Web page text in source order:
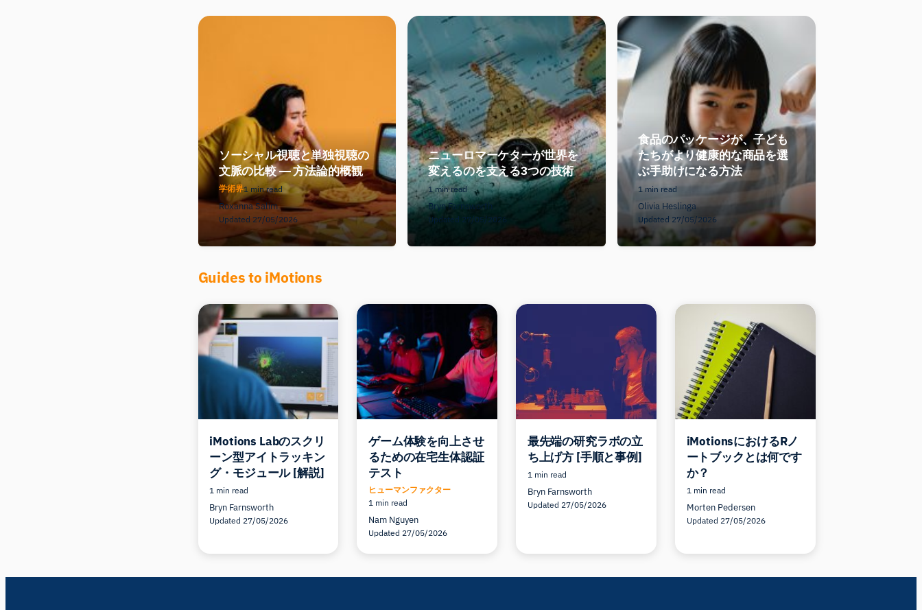
ソーシャル視聴と単独視聴の
文脈の比較 ― 方法論的概観
学術界1 min read
Roxanna Salim
Updated 27/05/2026
ニューロマーケターが世界を
変えるのを支える3つの技術
1 min read
Bryn Farnsworth
Updated 27/05/2026
食品のパッケージが、子ども
たちがより健康的な商品を選
ぶ手助けになる方法
1 min read
Olivia Heslinga
Updated 27/05/2026
Guides to iMotions
iMotions Labのスクリ
ーン型アイトラッキン
グ・モジュール [解説]
1 min read
Bryn Farnsworth
Updated 27/05/2026
ゲーム体験を向上させ
るための在宅生体認証
テスト
ヒューマンファクター
1 min read
Nam Nguyen
Updated 27/05/2026
最先端の研究ラボの立
ち上げ方 [手順と事例]
1 min read
Bryn Farnsworth
Updated 27/05/2026
iMotionsにおけるRノ
ートブックとは何です
か？
1 min read
Morten Pedersen
Updated 27/05/2026